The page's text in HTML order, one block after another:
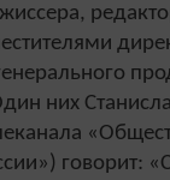
них
говорит: